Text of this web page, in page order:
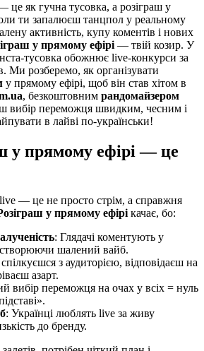
це як гучна тусовка, а розіграш у
ти запалюєш танцпол у реальному
активність, купу коментів і нових
у прямому ефірі — твій козир. У
тусовка обожнює live-конкурси за
Ми розберемо, як організувати
у прямому ефірі, щоб він став хітом в
, безкоштовним рандомайзером
вибір переможця швидким, чесним і
в лайві по-українськи!
у прямому ефірі — це
— це не просто стрім, а справжня
у прямому ефірі качає, бо:
: Глядачі коментують у
створюючи шалений вайб.
з аудиторією, відповідаєш на
азарт.
вибір переможця на очах у всіх = нуль
: Українці люблять live за живу
до бренду.